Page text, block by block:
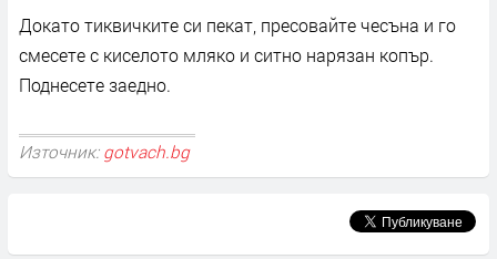
Докато тиквичките си пекат, пресовайте чесъна и го
смесете с киселото мляко и ситно нарязан копър.
Поднесете заедно.
Източник: gotvach.bg